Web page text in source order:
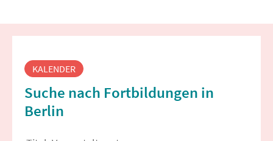
Fortbildungssuche
KALENDER
Suche nach Fortbildungen in
Berlin